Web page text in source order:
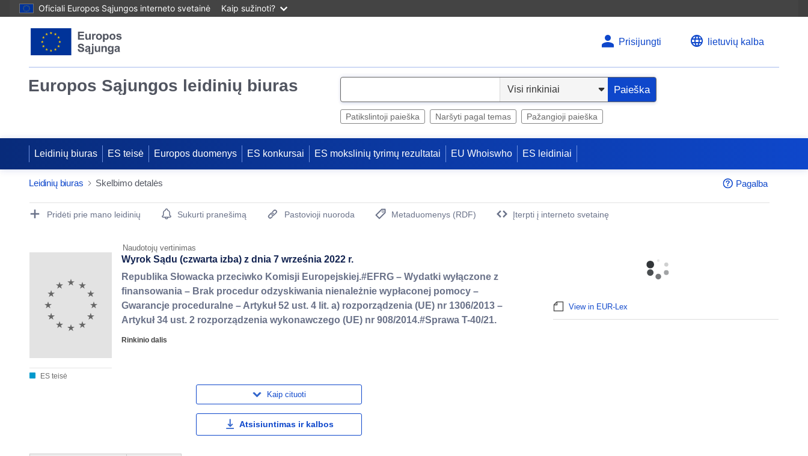
Oficiali Europos Sąjungos interneto svetainė Kaip sužinoti?
Prisijungti lietuvių kalba
Europos Sąjungos leidinių biuras
e
Paieška
Patikslintoji paieška Naršyti pagal temas Pažangioji paieška
Leidinių biuras ES teisė Europos duomenys ES konkursai ES mokslinių tyrimų rezultatai EU Whoiswho ES leidiniai
Leidinių biuras Skelbimo detalės Pagalba
Publication Detail Actions Portlet
Pridėti prie mano leidinių Sukurti pranešimą Pastovioji nuoroda
Metaduomenys (RDF)
Įterpti į interneto svetainę
Naudotojų vertinimas
ES teisė
Wyrok Sądu (czwarta izba) z dnia 7 września 2022 r.
Republika Słowacka przeciwko Komisji Europejskiej.#EFRG – Wydatki wyłączone z
finansowania – Brak procedur odzyskiwania nienależnie wypłaconej pomocy –
Gwarancje proceduralne – Artykuł 52 ust. 4 lit. a) rozporządzenia (UE) nr 1306/2013 –
Artykuł 34 ust. 2 rozporządzenia wykonawczego (UE) nr 908/2014.#Sprawa T-40/21.
Rinkinio dalis
Kaip cituoti
Atsisiuntimas ir kalbos
View in EUR-Lex